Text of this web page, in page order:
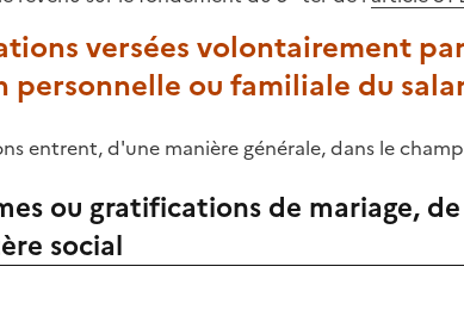
versées volontairement
personnelle ou familiale du
entrent, d'une manière générale, dans le
ou gratifications de mariage,
social